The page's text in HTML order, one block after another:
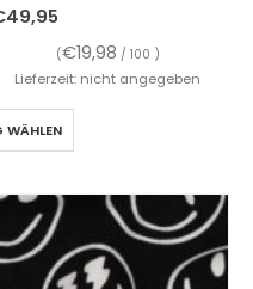
49,95
(€19,98 / 100 )
Lieferzeit: nicht angegeben
WÄHLEN